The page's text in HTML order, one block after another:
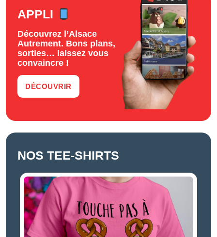
APPLI
Découvrez l’Alsace
Autrement. Bons plans,
sorties… laissez vous
convaincre !
DÉCOUVRIR
NOS TEE-SHIRTS